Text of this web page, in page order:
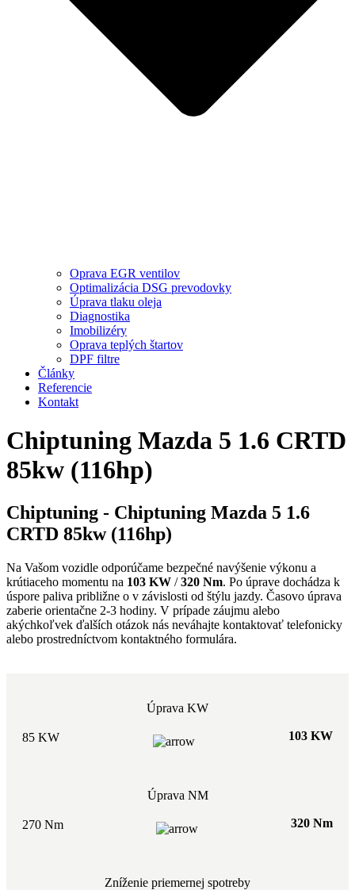
Oprava EGR ventilov
Optimalizácia DSG prevodovky
Úprava tlaku oleja
Diagnostika
Imobilizéry
Oprava teplých štartov
DPF filtre
Články
Referencie
Kontakt
Chiptuning Mazda 5 1.6 CRTD
85kw (116hp)
Chiptuning - Chiptuning Mazda 5 1.6
CRTD 85kw (116hp)
Na Vašom vozidle odporúčame bezpečné navýšenie výkonu a
krútiaceho momentu na 103 KW /320 Nm. Po úprave dochádza k
úspore paliva približne o v závislosti od štýlu jazdy. Časovo úprava
zaberie orientačne 2-3 hodiny. V prípade záujmu alebo
akýchkoľvek ďalších otázok nás neváhajte kontaktovať telefonicky
alebo prostredníctvom kontaktného formulára.
Úprava KW
85 KW 103 KW
Úprava NM
270 Nm 320 Nm
Zníženie priemernej spotreby